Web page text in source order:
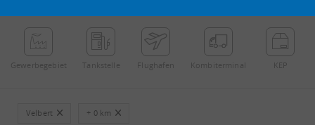
Gewerbe­gebiet Tankstelle Flughafen Kombi­terminal KEP
Velbert + 0 km